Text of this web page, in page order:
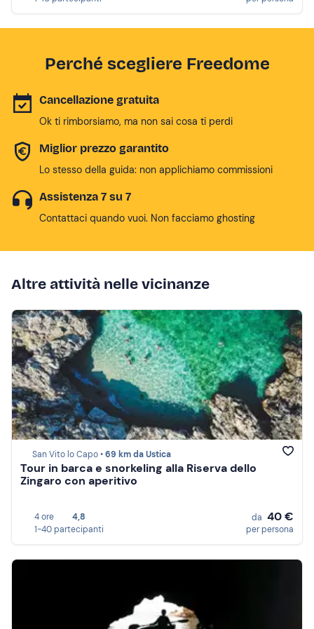
Perché scegliere Freedome
Cancellazione gratuita
Ok ti rimborsiamo, ma non sai cosa ti perdi
Miglior prezzo garantito
Lo stesso della guida: non applichiamo commissioni
Assistenza 7 su 7
Contattaci quando vuoi. Non facciamo ghosting
Altre attività nelle vicinanze
San Vito lo Capo •69 km da Ustica
Tour in barca e snorkeling alla Riserva dello
Zingaro con aperitivo
4 ore
4,8
1-40 partecipanti
da 40 €
per persona